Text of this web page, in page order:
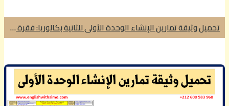
تحميل وثيقة تمارين الإنشاء الوحدة الأولى للثانية بكالوريا: فقرة وصف شخص